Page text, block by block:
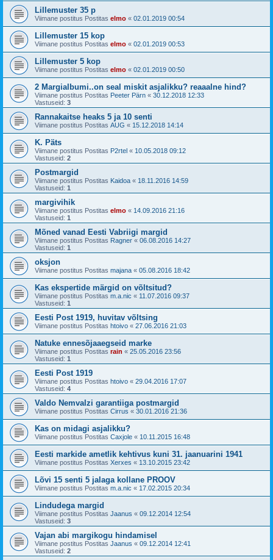
Lillemuster 35 p
Viimane postitus Postitas elmo « 02.01.2019 00:54
Lillemuster 15 kop
Viimane postitus Postitas elmo « 02.01.2019 00:53
Lillemuster 5 kop
Viimane postitus Postitas elmo « 02.01.2019 00:50
2 Margialbumi..on seal miskit asjalikku? reaaalne hind?
Viimane postitus Postitas Peeter Pärn « 30.12.2018 12:33
Vastuseid: 3
Rannakaitse heaks 5 ja 10 senti
Viimane postitus Postitas AUG « 15.12.2018 14:14
K. Päts
Viimane postitus Postitas P2rtel « 10.05.2018 09:12
Vastuseid: 2
Postmargid
Viimane postitus Postitas Kaidoa « 18.11.2016 14:59
Vastuseid: 1
margivihik
Viimane postitus Postitas elmo « 14.09.2016 21:16
Vastuseid: 1
Mõned vanad Eesti Vabriigi margid
Viimane postitus Postitas Ragner « 06.08.2016 14:27
Vastuseid: 1
oksjon
Viimane postitus Postitas majana « 05.08.2016 18:42
Kas ekspertide märgid on võltsitud?
Viimane postitus Postitas m.a.nic « 11.07.2016 09:37
Vastuseid: 1
Eesti Post 1919, huvitav võltsing
Viimane postitus Postitas htoivo « 27.06.2016 21:03
Natuke ennesõjaaegseid marke
Viimane postitus Postitas rain « 25.05.2016 23:56
Vastuseid: 1
Eesti Post 1919
Viimane postitus Postitas htoivo « 29.04.2016 17:07
Vastuseid: 4
Valdo Nemvalzi garantiiga postmargid
Viimane postitus Postitas Cirrus « 30.01.2016 21:36
Kas on midagi asjalikku?
Viimane postitus Postitas Caxjole « 10.11.2015 16:48
Eesti markide ametlik kehtivus kuni 31. jaanuarini 1941
Viimane postitus Postitas Xerxes « 13.10.2015 23:42
Lõvi 15 senti 5 jalaga kollane PROOV
Viimane postitus Postitas m.a.nic « 17.02.2015 20:34
Lindudega margid
Viimane postitus Postitas Jaanus « 09.12.2014 12:54
Vastuseid: 3
Vajan abi margikogu hindamisel
Viimane postitus Postitas Jaanus « 09.12.2014 12:41
Vastuseid: 2